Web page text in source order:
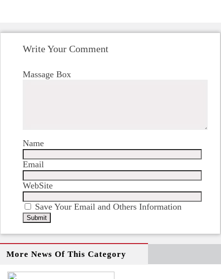
Write Your Comment
Massage Box
Name
Email
WebSite
Save Your Email and Others Information
More News Of This Category